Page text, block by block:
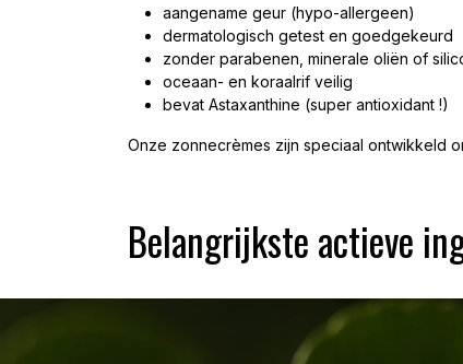
aangename geur (hypo-allergeen)
dermatologisch getest en goedgekeurd
zonder parabenen, minerale oliën of
oceaan- en koraalrif veilig
bevat Astaxanthine (super antioxidant !)
Onze zonnecrèmes zijn speciaal ontwikkeld
Belangrijkste actieve